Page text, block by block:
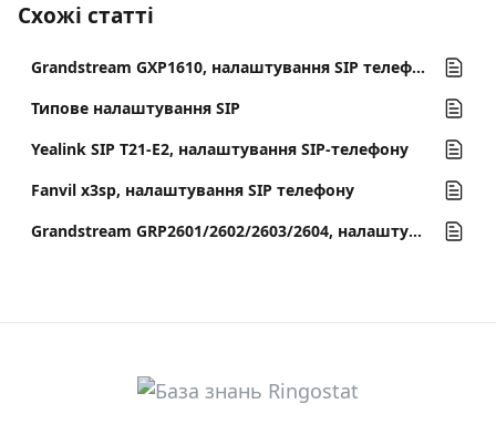
Схожі статті
Grandstream GXP1610, налаштування SIP телефону
Типове налаштування SIP
Yealink SIP T21-E2, налаштування SIP-телефону
Fanvil x3sp, налаштування SIP телефону
Grandstream GRP2601/2602/2603/2604, налаштування SIP-телефону